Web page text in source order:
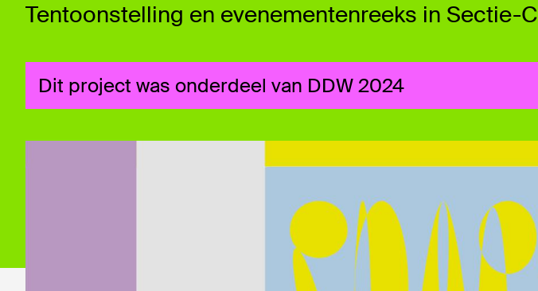
Tentoonstelling en evenementenreeks in Sectie-C
Dit project was onderdeel van DDW 2024